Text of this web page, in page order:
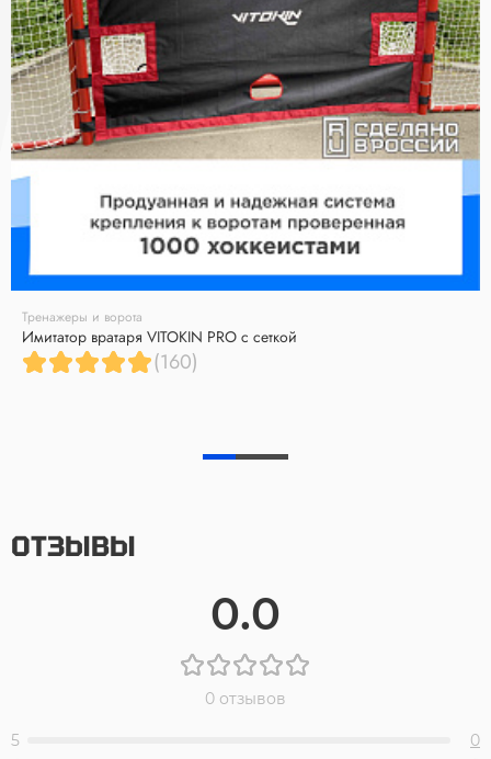
Тренажеры и ворота
Имитатор вратаря VITOKIN PRO с сеткой
(160)
ОТЗЫВЫ
0.0
0 отзывов
5
0